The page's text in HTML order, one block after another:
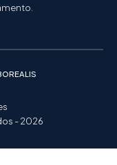
- 2026